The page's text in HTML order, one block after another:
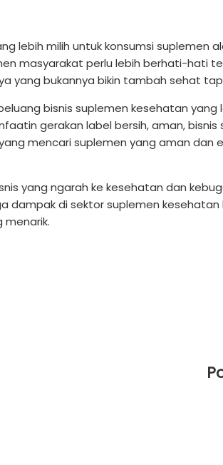
lebih milih untuk konsumsi suplemen
masyarakat perlu lebih berhati-hati
yang bukannya bikin tambah sehat
bisnis suplemen kesehatan
gerakan label bersih, aman,
mencari suplemen yang aman dan
yang ngarah ke kesehatan dan
dampak di sektor suplemen kesehatan
menarik.